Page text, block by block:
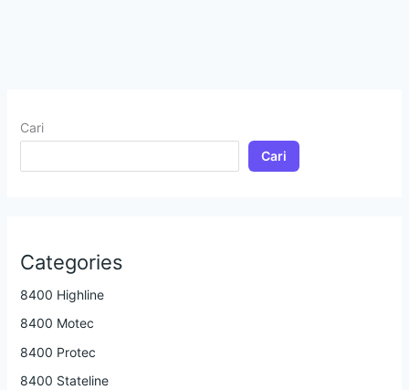
Cari
Cari
Categories
8400 Highline
8400 Motec
8400 Protec
8400 Stateline